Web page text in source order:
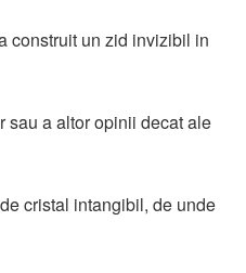
construit un zid invizibil in
sau a altor opinii decat ale
cristal intangibil, de unde